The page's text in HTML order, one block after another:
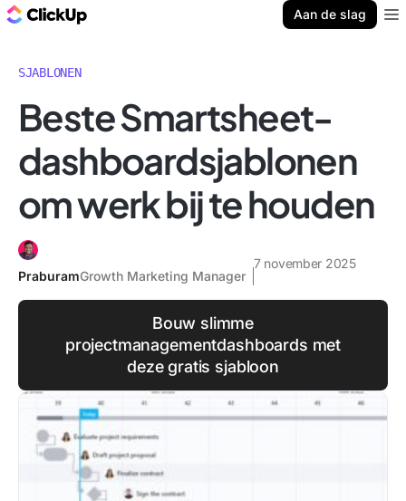
Aan de slag
SJABLONEN
Beste Smartsheet-
dashboardsjablonen
om werk bij te houden
PraburamGrowth Marketing Manager
7 november 2025
Bouw slimme
projectmanagementdashboards met
deze gratis sjabloon